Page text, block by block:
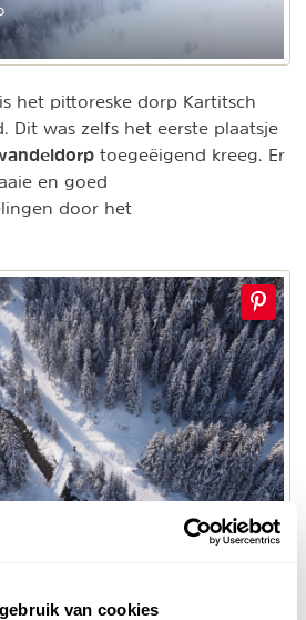
van cookies
het pittoreske dorp Kartitsch
Dit was zelfs het eerste plaatsje
toegeëigend kreeg. Er
en goed
door het